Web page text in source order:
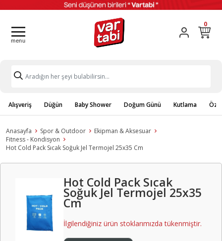
0
Alışveriş Düğün Baby Shower Doğum Günü Kutlama
Anasayfa Spor & Outdoor
Ekipman & Aksesuar
Fitness - Kondisyon
Hot Cold Pack Sıcak Soğuk Jel Termojel 25x35 Cm
Hot Cold Pack Sıcak
Soğuk Jel Termojel 25x35
Cm
İlgilendiğiniz ürün stoklarımızda tükenmiştir.